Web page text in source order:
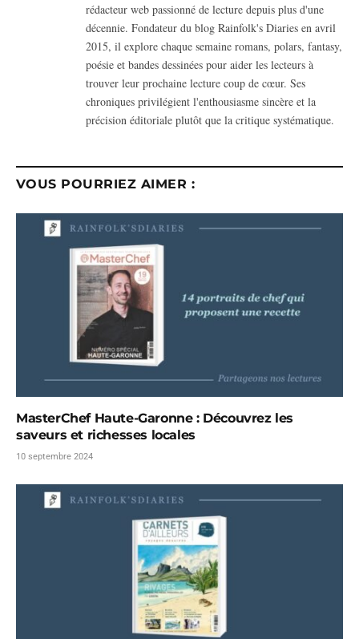
rédacteur web passionné de lecture depuis plus d'une
décennie. Fondateur du blog Rainfolk's Diaries en avril
2015, il explore chaque semaine romans, polars, fantasy,
poésie et bandes dessinées pour aider les lecteurs à
trouver leur prochaine lecture coup de cœur. Ses
chroniques privilégient l'enthousiasme sincère et la
précision éditoriale plutôt que la critique systématique.
VOUS POURRIEZ AIMER :
MasterChef Haute-Garonne : Découvrez les
saveurs et richesses locales
10 septembre 2024